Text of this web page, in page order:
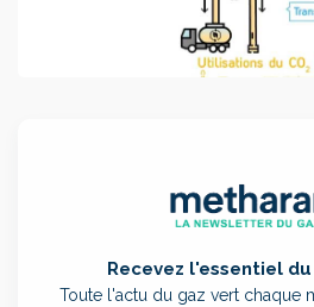
Recevez l'essentiel
Toute l'actu du gaz vert chaque